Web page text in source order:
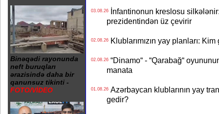
Binəqədi rayonunda
neft buruqları
ərazisində daha bir
qanunsuz tikinti -
FOTO/VİDEO
03.08.26İnfantinonun kreslosu
prezidentindən üz çevirir
02.08.26Klublarımızın yay planları:
02.08.26“Dinamo“ - “Qarabağ“
manata
01.08.26Azərbaycan klublarının yay
gedir?